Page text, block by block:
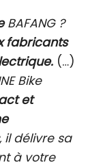
BAFANG ?
fabricants
(…)
Bike
et
, il délivre sa
à votre